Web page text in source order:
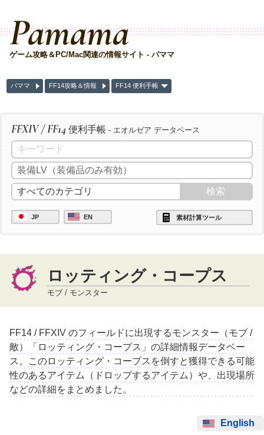
Pamama
ゲーム攻略＆PC/Mac関連の情報サイト - パママ
パママ FF14攻略＆情報 FF14 便利手帳
FFXIV / FF14 便利手帳 - エオルゼア データベース
JP EN 素材計算ツール
ロッティング・コープス
モブ / モンスター
FF14 / FFXIV のフィールドに出現するモンスター（モブ /
敵）「ロッティング・コープス」の詳細情報データベー
ス。このロッティング・コープスを倒すと獲得できる可能
性のあるアイテム（ドロップするアイテム）や、出現場所
などの詳細をまとめました。
English